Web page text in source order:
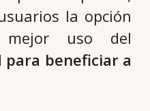
la opción
uso del
para beneficiar a